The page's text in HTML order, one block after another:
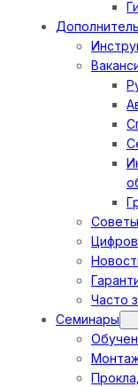
Часто
Семинары